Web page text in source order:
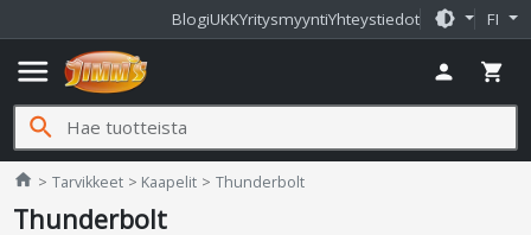
BlogiUKKYritysmyyntiYhteystiedot brightness_medium FI
menu person shopping_cart
search
home Jimms.fi
Tarvikkeet Kaapelit Thunderbolt
Thunderbolt